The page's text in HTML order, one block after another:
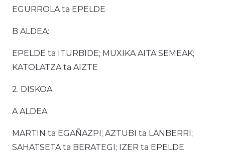
EGURROLA ta EPELDE
B ALDEA:
EPELDE ta ITURBIDE; MUXIKA AITA SEMEAK;
KATOLATZA ta AIZTE
2. DISKOA
A ALDEA:
MARTIN ta EGAÑAZPI; AZTUBI ta LANBERRI;
SAHATSETA ta BERATEGI; IZER ta EPELDE